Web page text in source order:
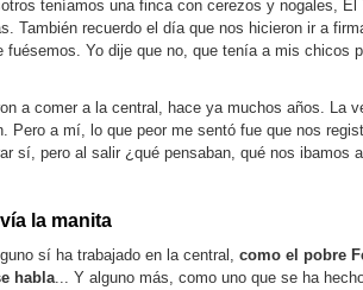
teníamos una finca con cerezos y nogales, El
También recuerdo el día que nos hicieron ir a
fuésemos. Yo dije que no, que tenía a mis chicos
a comer a la central, hace ya muchos años. La
Pero a mí, lo que peor me sentó fue que nos
sí, pero al salir ¿qué pensaban, qué nos ibamos
la manita
sí ha trabajado en la central, como el pobre
habla... Y alguno más, como uno que se ha